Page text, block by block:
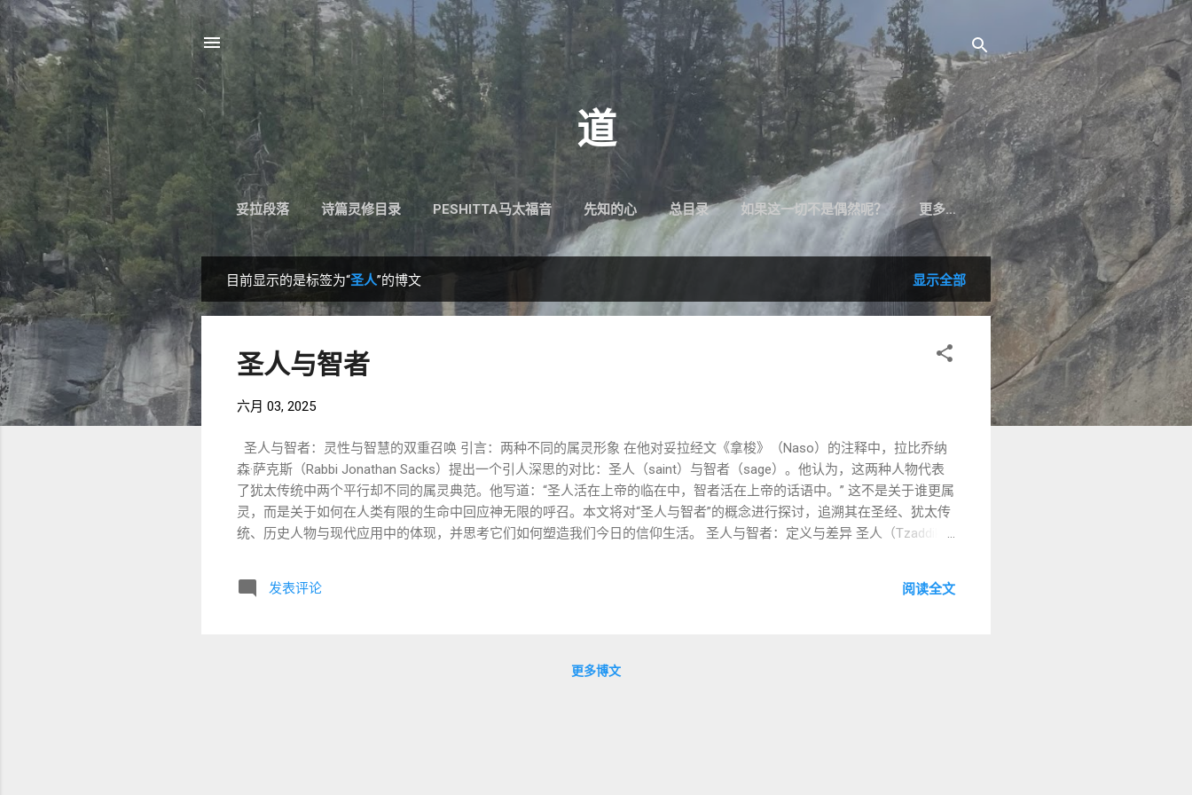
跳至主要内容
道
妥拉段落 诗篇灵修目录 PESHITTA马太福音 先知的心 总目录 如果这一切不是偶然呢？ 更多…
文
目前显示的是标签为“圣人”的博文 显示全部
圣人与智者
六月 03, 2025
圣人与智者：灵性与智慧的双重召唤 引言：两种不同的属灵形象 在他对妥拉经文《拿梭》（Naso）的注释中，拉比乔纳
森·萨克斯（Rabbi Jonathan Sacks）提出一个引人深思的对比：圣人（saint）与智者（sage）。他认为，这两种人物代表
了犹太传统中两个平行却不同的属灵典范。他写道：“圣人活在上帝的临在中，智者活在上帝的话语中。” 这不是关于谁更属
灵，而是关于如何在人类有限的生命中回应神无限的呼召。本文将对“圣人与智者”的概念进行探讨，追溯其在圣经、犹太传
统、历史人物与现代应用中的体现，并思考它们如何塑造我们今日的信仰生活。 圣人与智者：定义与差异 圣人（Tzaddik）
专注于圣经、口传律法、塔木德等文本的学习与解释。 他们在神的话语中寻找人生的方向。 例子：所罗门、希列、拉比阿
记》第6章中，提到一种特别的圣约人物——拿细耳人（Nazirite）。他们暂时分别为圣，不剃头、不喝酒、不触摸死尸。 拿
细耳人象征“圣人模式”：献身、分别、与神亲密。 与之对照的，是利未人（尤其在本段落之前的点名中），他们负责会幕的
发表评论 阅读全文
更多博文